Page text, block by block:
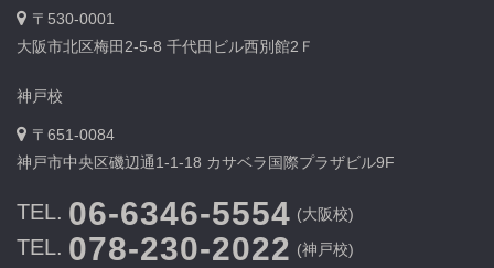
〒530-0001
大阪市北区梅田2-5-8 千代田ビル西別館2Ｆ
神戸校
〒651-0084
神戸市中央区磯辺通1-1-18 カサベラ国際プラザビル9F
TEL. 06-6346-5554 (大阪校)
TEL. 078-230-2022 (神戸校)